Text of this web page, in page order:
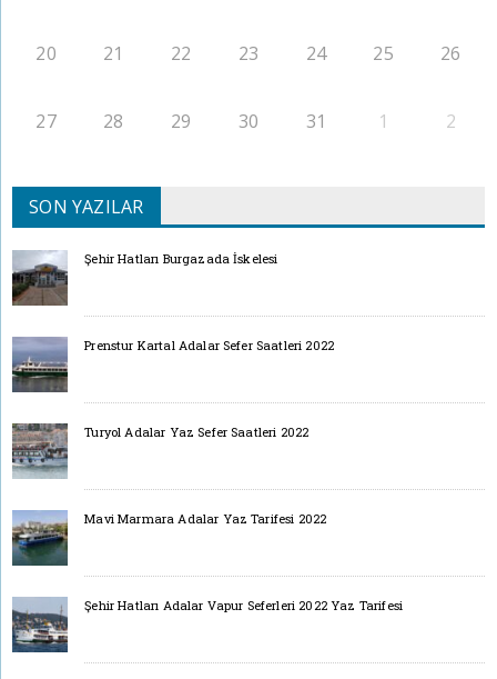
20 21 22 23 24 25 26
27 28 29 30 31 1 2
SON YAZILAR
Şehir Hatları Burgazada İskelesi
Prenstur Kartal Adalar Sefer Saatleri 2022
Turyol Adalar Yaz Sefer Saatleri 2022
Mavi Marmara Adalar Yaz Tarifesi 2022
Şehir Hatları Adalar Vapur Seferleri 2022 Yaz Tarifesi